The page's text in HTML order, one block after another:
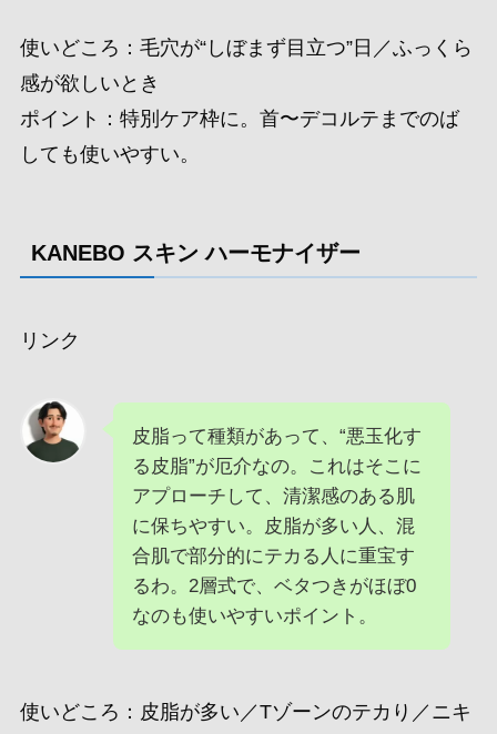
使いどころ：毛穴が“しぼまず目立つ”日／ふっくら
感が欲しいとき
ポイント：特別ケア枠に。首〜デコルテまでのば
しても使いやすい。
KANEBO スキン ハーモナイザー
リンク
皮脂って種類があって、“悪玉化す
る皮脂”が厄介なの。これはそこに
アプローチして、清潔感のある肌
に保ちやすい。皮脂が多い人、混
合肌で部分的にテカる人に重宝す
るわ。2層式で、ベタつきがほぼ0
なのも使いやすいポイント。
使いどころ：皮脂が多い／Tゾーンのテカり／ニキ